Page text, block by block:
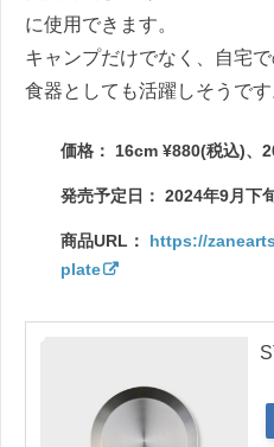
に使用できます。
キャンプだけでなく、自宅
食器としても活躍しそうです
価格： 16cm ¥880(税込)、
発売予定日： 2024年9月下
商品URL：
https://
plate